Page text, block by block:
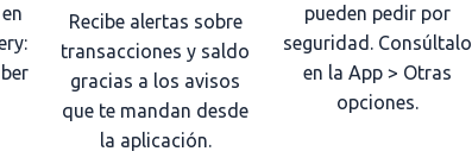
Recibe alertas sobre
transacciones y saldo
gracias a los avisos
que te mandan desde
la aplicación.
pueden pedir por
seguridad. Consúltalo
en la App > Otras
opciones.